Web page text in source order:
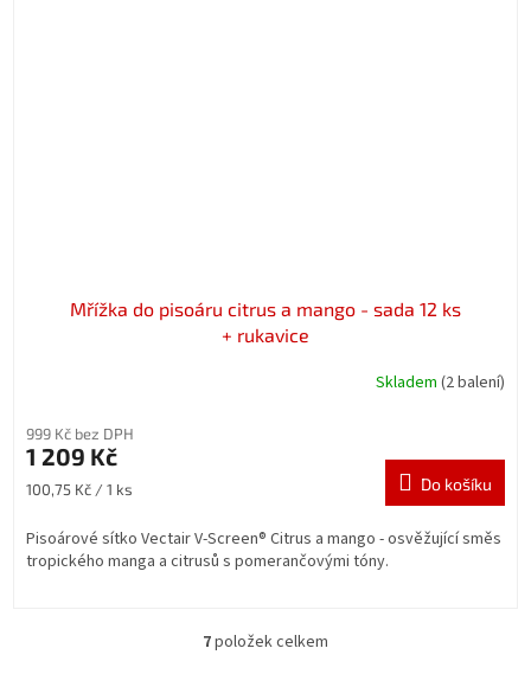
Mřížka do pisoáru citrus a mango - sada 12 ks
+ rukavice
Skladem (2 balení)
999 Kč bez DPH
1 209 Kč
Měrná
100,75 Kč / 1 ks Do košíku
Pisoárové sítko Vectair V-Screen® Citrus a mango - osvěžující směs
tropického manga a citrusů s pomerančovými tóny.
O
7položek celkem